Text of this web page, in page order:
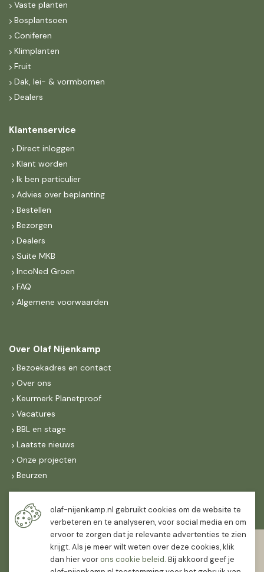
Vaste planten
Bosplantsoen
Coniferen
Klimplanten
Fruit
Dak, lei- & vormbomen
Dealers
Klantenservice
Direct inloggen
Klant worden
Ik ben particulier
Advies over beplanting
Bestellen
Bezorgen
Dealers
Suite MKB
IncoNed Groen
FAQ
Algemene voorwaarden
Over Olaf Nijenkamp
Bezoekadres en contact
Over ons
Keurmerk Planetproof
Vacatures
BBL en stage
Laatste nieuws
Onze projecten
Beurzen
Maandag t/m vrijdag
07:30-
16:30
12:00
olaf-nijenkamp.nl gebruikt cookies om de website te
verbeteren en te analyseren, voor social media en om
ervoor te zorgen dat je relevante advertenties te zien
krijgt. Als je meer wilt weten over deze cookies, klik
dan hier voorons cookie beleid. Bij akkoord geef je